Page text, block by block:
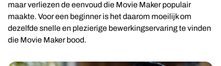
maar verliezen de eenvoud die Movie Maker populair
maakte. Voor een beginner is het daarom moeilijk om
dezelfde snelle en plezierige bewerkingservaring te vinden
die Movie Maker bood.